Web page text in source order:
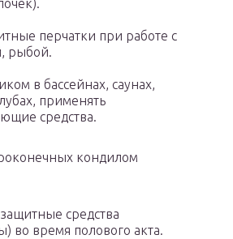
перчатки при работе с
рыбой.
в бассейнах, саунах,
применять
средства.
кондилом
средства
во время полового акта.